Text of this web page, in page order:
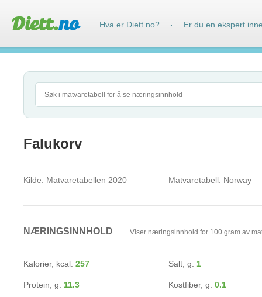
Falukorv
Kilde: Matvaretabellen 2020 Matvaretabell: Norway
NÆRINGSINNHOLD Viser næringsinnhold for 100 gram av
Kalorier, kcal: 257
Protein, g: 11.3
Salt, g: 1
Kostfiber, g: 0.1
Hva er Diett.no? · Er du en ekspert